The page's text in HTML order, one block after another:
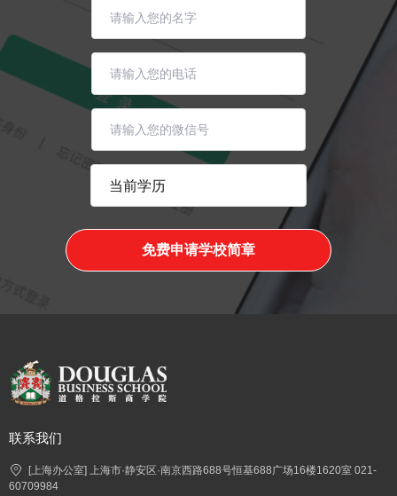
免费申请学校简章
联系我们
[上海办公室] 上海市·静安区·南京西路688号恒基688广场16楼1620室 021-
60709984